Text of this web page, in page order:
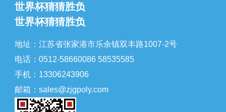
世界杯猜猜胜负
世界杯猜猜胜负
地址：江苏省张家港市乐余镇双丰路1007-2号
电话：0512-58660086 58535585
手机：13306243906
邮箱：sales@zjgpoly.com